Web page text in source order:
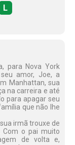
L
para Nova York
amor, Joe, a
Manhattan, sua
na carreira e até
para apagar seu
que não lhe
irmã trouxe de
Com o pai muito
de volta e,